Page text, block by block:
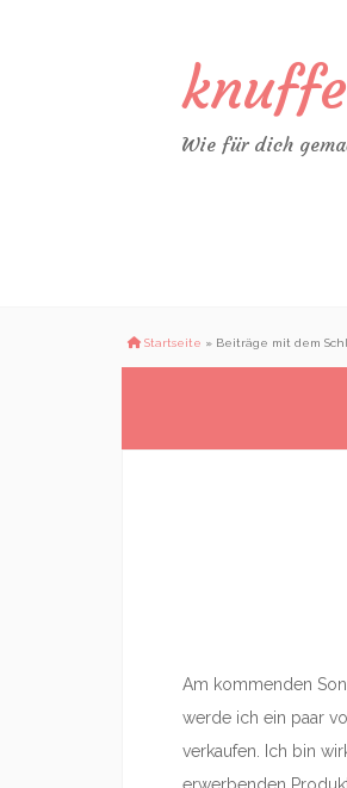
Wie für dich
Startseite » Beiträge mit dem
Am kommenden
werde ich ein paar
verkaufen. Ich bin